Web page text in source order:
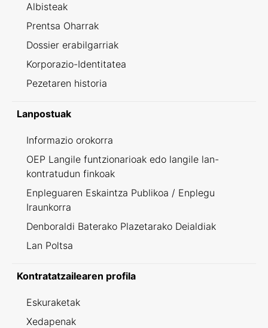
Albisteak
Prentsa Oharrak
Dossier erabilgarriak
Korporazio-Identitatea
Pezetaren historia
Lanpostuak
Informazio orokorra
OEP Langile funtzionarioak edo langile lan-
kontratudun finkoak
Enpleguaren Eskaintza Publikoa / Enplegu
Iraunkorra
Denboraldi Baterako Plazetarako Deialdiak
Lan Poltsa
Kontratatzailearen profila
Eskuraketak
Xedapenak